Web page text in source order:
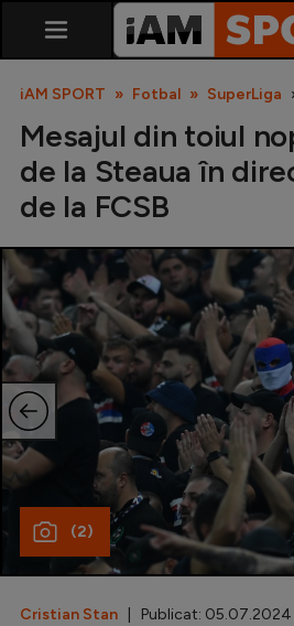
SuperLiga
Liga 2
Cupa României
Echipa Națională
U21
Fotbal feminin
Special
Diverse
Inedit
iAM SPORT Fotbal SuperLiga
Mesajul din toiul
de la Steaua în
de la FCSB
(2)
Cristian Stan | Publicat: